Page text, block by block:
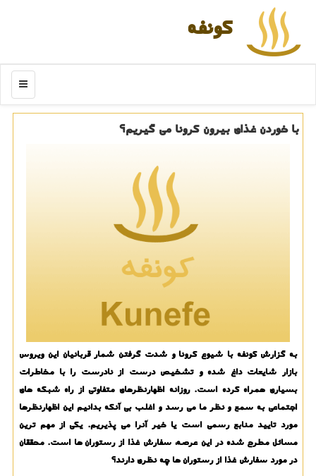
كونفه
منو
با خوردن غذای بیرون كرونا می گیریم؟
به گزارش كونفه با شیوع كرونا و شدت گرفتن شمار قربانیان این ویروس
بازار شایعات داغ شده و تشخیص درست از نادرست را با مخاطرات
بسیاری همراه كرده است. روزانه اظهارنظرهای متفاوتی از راه شبكه های
اجتماعی به سمع و نظر ما می رسد و اغلب بی آنكه بدانیم این اظهارنظرها
مورد تایید منابع رسمی است یا خیر آنرا می پذیریم. یكی از مهم ترین
مسائل مطرح شده در این عرصه، سفارش غذا از رستوران ها است. محققان
در مورد سفارش غذا از رستوران ها چه نظری دارند؟